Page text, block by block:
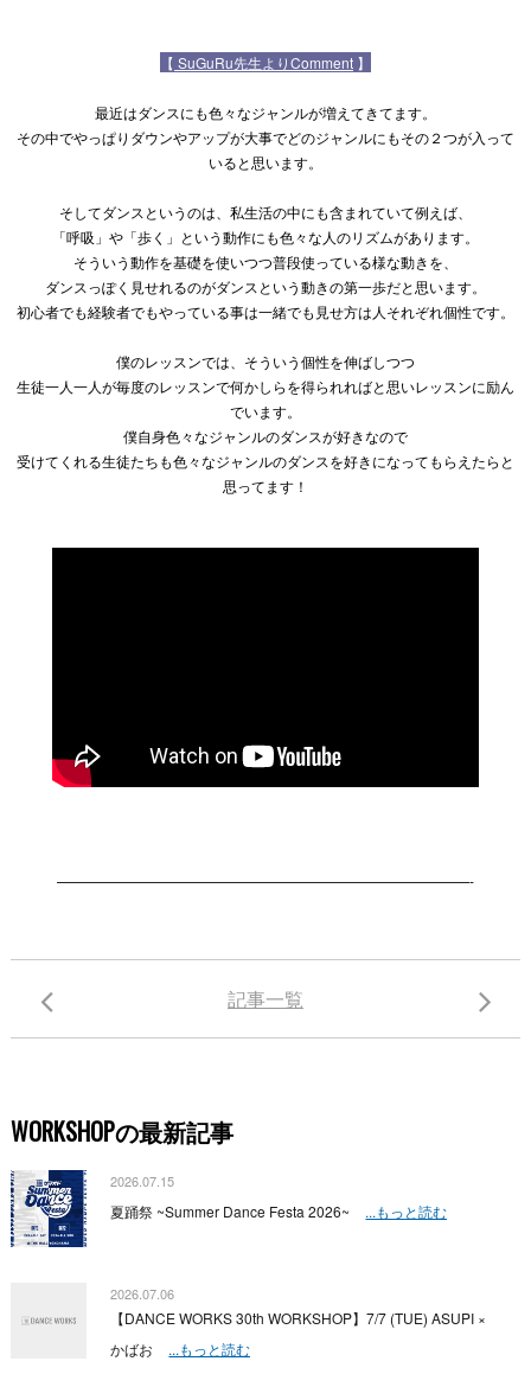
【 SuGuRu先生よりComment 】
最近はダンスにも色々なジャンルが増えてきてます。
その中でやっぱりダウンやアップが大事でどのジャンルにもその２つが入って
いると思います。
そしてダンスというのは、私生活の中にも含まれていて例えば、
「呼吸」や「歩く」という動作にも色々な人のリズムがあります。
そういう動作を基礎を使いつつ普段使っている様な動きを、
ダンスっぽく見せれるのがダンスという動きの第一歩だと思います。
初心者でも経験者でもやっている事は一緒でも見せ方は人それぞれ個性です。
僕のレッスンでは、そういう個性を伸ばしつつ
生徒一人一人が毎度のレッスンで何かしらを得られればと思いレッスンに励ん
でいます。
僕自身色々なジャンルのダンスが好きなので
受けてくれる生徒たちも色々なジャンルのダンスを好きになってもらえたらと
思ってます！
—————————————————————————————-
記事一覧
WORKSHOPの最新記事
2026.07.15
夏踊祭 ~Summer Dance Festa 2026~ ...もっと読む
2026.07.06
【DANCE WORKS 30th WORKSHOP】7/7 (TUE) ASUPI ×
かばお
...もっと読む